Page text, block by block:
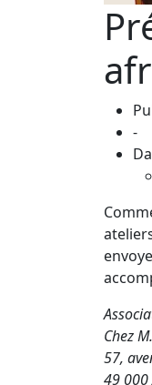
-
Chez
57,
49 000